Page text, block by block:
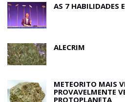
AS 7 HABILIDADES
ALECRIM
METEORITO MAIS
PROVAVELMENTE
PROTOPLANETA